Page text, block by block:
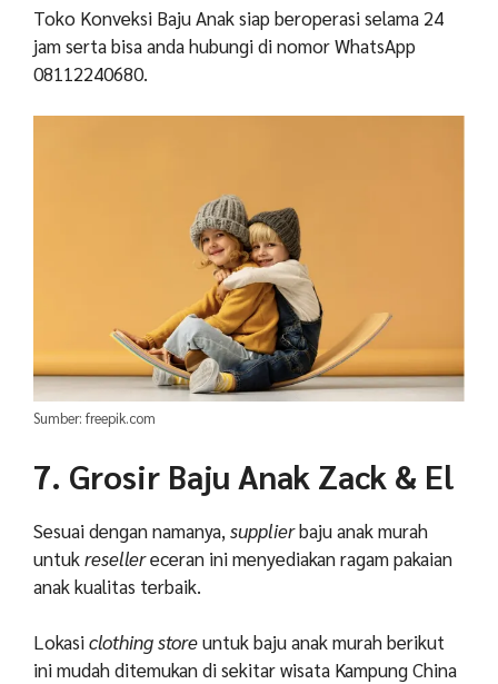
Toko Konveksi Baju Anak siap beroperasi selama 24
jam serta bisa anda hubungi di nomor WhatsApp
08112240680.
Sumber: freepik.com
7. Grosir Baju Anak Zack & El
Sesuai dengan namanya, supplierbaju anak murah
untukresellereceran ini menyediakan ragam pakaian
anak kualitas terbaik.
Lokasiclothing storeuntuk baju anak murah berikut
ini mudah ditemukan di sekitar wisata Kampung China